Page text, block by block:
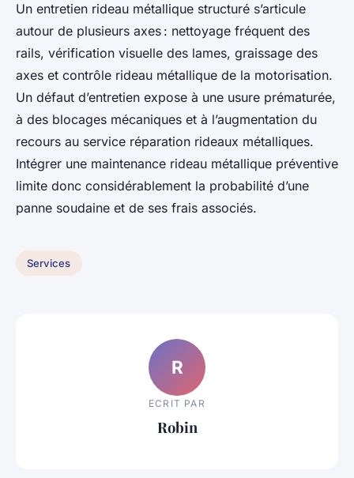
Un entretien rideau métallique structuré s’articule
autour de plusieurs axes : nettoyage fréquent des
rails, vérification visuelle des lames, graissage des
axes et contrôle rideau métallique de la motorisation.
Un défaut d’entretien expose à une usure prématurée,
à des blocages mécaniques et à l’augmentation du
recours au service réparation rideaux métalliques.
Intégrer une maintenance rideau métallique préventive
limite donc considérablement la probabilité d’une
panne soudaine et de ses frais associés.
Services
R
ECRIT PAR
Robin